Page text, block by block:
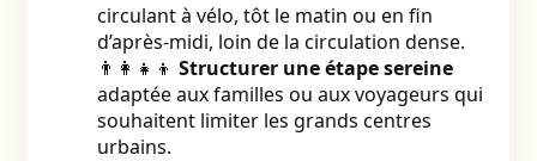
circulant à vélo, tôt le matin ou en fin
d’après-midi, loin de la circulation dense.
👨‍👩‍👧‍👦 Structurer une étape sereine
adaptée aux familles ou aux voyageurs qui
souhaitent limiter les grands centres
urbains.